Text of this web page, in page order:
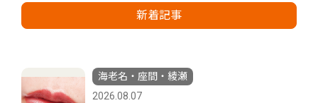
新着記事
海老名・座間・綾瀬
2026.08.07